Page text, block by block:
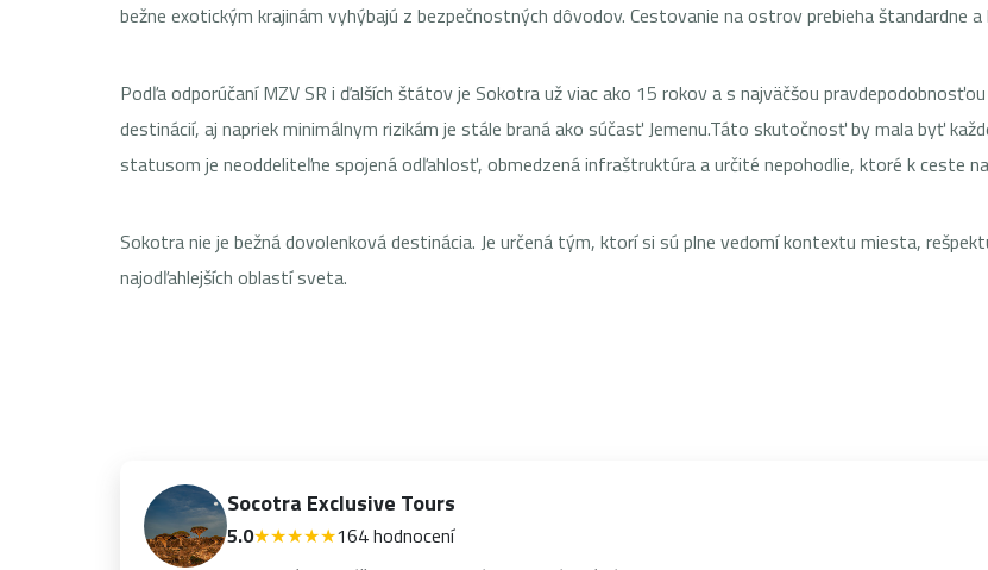
bežne exotickým krajinám vyhýbajú z bezpečnostných dôvodov. Cestovanie na ostrov prebieha štandardne
Podľa odporúčaní MZV SR i ďalších štátov je Sokotra už viac ako 15 rokov a s najväčšou
destinácií, aj napriek minimálnym rizikám je stále braná ako súčasť Jemenu.Táto skutočnosť by mala byť
statusom je neoddeliteľne spojená odľahlosť, obmedzená infraštruktúra a určité nepohodlie, ktoré k ceste
Sokotra nie je bežná dovolenková destinácia. Je určená tým, ktorí si sú plne vedomí kontextu miesta,
najodľahlejších oblastí sveta.
Socotra Exclusive Tours
5.0★★★★★164 hodnocení